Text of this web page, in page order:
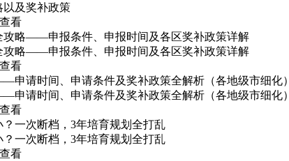
以及奖补政策
看
攻略——申报条件、申报时间及各区奖补政策详解
攻略——申报条件、申报时间及各区奖补政策详解
看
申请时间、申请条件及奖补政策全解析（各地级市细化）
申请时间、申请条件及奖补政策全解析（各地级市细化）
看
一次断档，3年培育规划全打乱
一次断档，3年培育规划全打乱
看